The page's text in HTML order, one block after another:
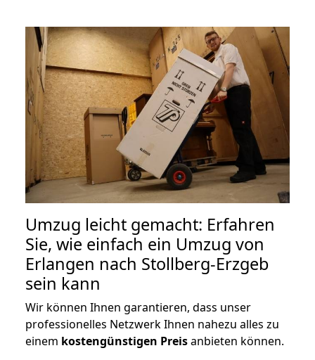
Umzug leicht gemacht: Erfahren
Sie, wie einfach ein Umzug von
Erlangen nach Stollberg-Erzgeb
sein kann
Wir können Ihnen garantieren, dass unser
professionelles Netzwerk Ihnen nahezu alles zu
einem kostengünstigen Preisanbieten können.